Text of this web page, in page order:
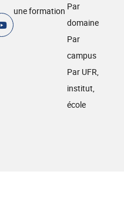
une formation Par
domaine
Par
campus
Par UFR,
institut,
école